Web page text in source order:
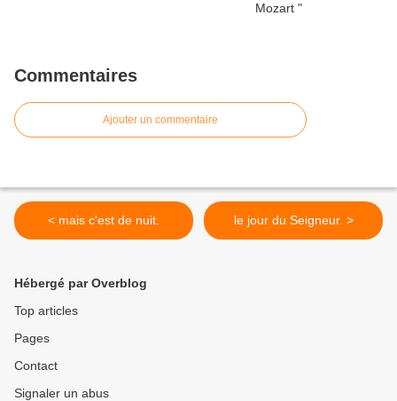
Commentaires
Ajouter un commentaire
< mais c'est de nuit. le jour du Seigneur. >
Hébergé par Overblog
Top articles
Pages
Contact
Signaler un abus